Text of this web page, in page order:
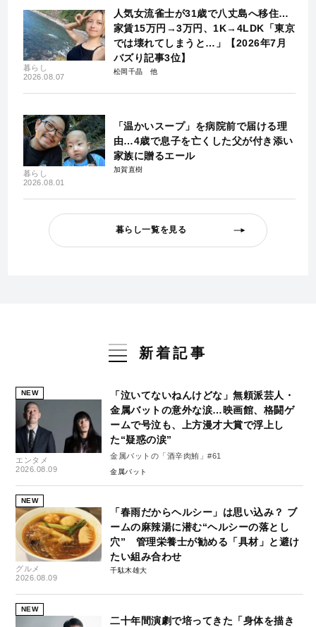
暮らし
2026.08.07
人気女流雀士が31歳で八丈島へ移住…
家賃15万円→3万円、1K→4LDK「東京
では壊れてしまうと…」【2026年7月
バズり記事3位】
松岡千晶
暮らし
2026.08.01
「温かいスープ」を病院前で届ける理
由…4歳で息子を亡くした父が付き添い
家族に贈るエール
加賀直樹
暮らし一覧を見る
新着記事
NEW
エンタメ
2026.08.09
「泣いてないねんけどな」無頼派芸人・
金属バットの意外な涙…映画館、格闘ゲ
ームで号泣も、上方漫才大賞で浮上し
た“疑惑の涙”
金属バットの「酒辛肉鮪」#61
金属バット
NEW
グルメ
2026.08.09
「春雨だからヘルシー」は思い込み？ ブ
ームの麻辣湯に潜む“ヘルシーの落とし
穴” 管理栄養士が勧める「具材」と避け
たい組み合わせ
千駄木雄大
NEW
二十年間演劇で培ってきた「身体を描き